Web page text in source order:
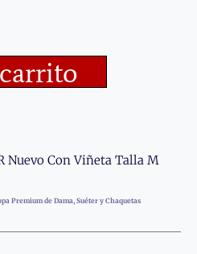
Nuevo Con Viñeta Talla M
Premium de Dama, Suéter y Chaquetas